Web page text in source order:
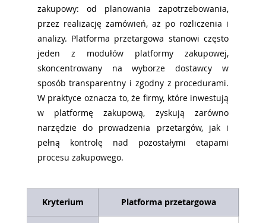
zakupowy: od planowania zapotrzebowania,
przez realizację zamówień, aż po rozliczenia i
analizy. Platforma przetargowa stanowi często
jeden z modułów platformy zakupowej,
skoncentrowany na wyborze dostawcy w
sposób transparentny i zgodny z procedurami.
W praktyce oznacza to, że firmy, które inwestują
w platformę zakupową, zyskują zarówno
narzędzie do prowadzenia przetargów, jak i
pełną kontrolę nad pozostałymi etapami
procesu zakupowego.
Kryterium Platforma przetargowa